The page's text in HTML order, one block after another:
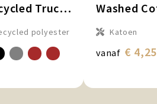
Exclusive Recycled Trucker Rib Cap
polyester Katoen
vanaf € 4,25